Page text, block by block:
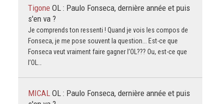
Tigone OL : Paulo Fonseca, dernière année et puis
s'en va ?
Je comprends ton ressenti ! Quand je vois les compos de
Fonseca, je me pose souvent la question... Est-ce que
Fonseca veut vraiment faire gagner l’OL??? Ou, est-ce que
l’OL…
MICAL OL : Paulo Fonseca, dernière année et puis